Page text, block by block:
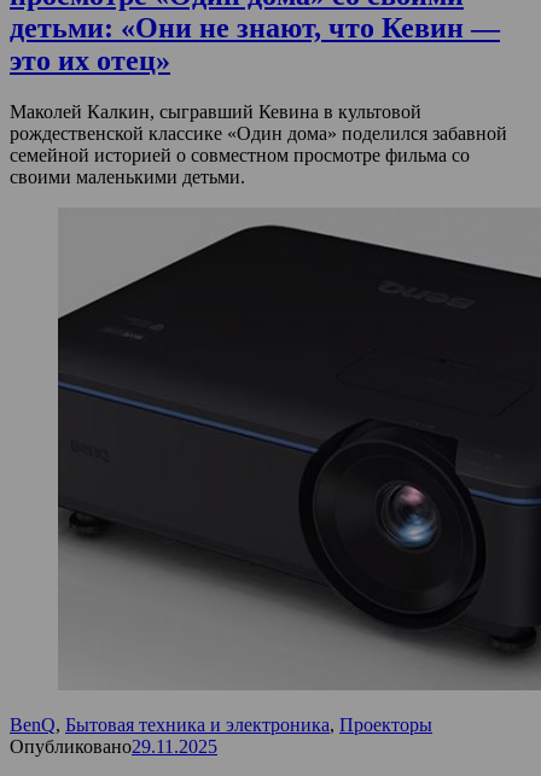
детьми: «Они не знают, что Кевин —
это их отец»
Маколей Калкин, сыгравший Кевина в культовой
рождественской классике «Один дома» поделился забавной
семейной историей о совместном просмотре фильма со
своими маленькими детьми.
BenQ, Бытовая техника и электроника, Проекторы
Опубликовано29.11.2025